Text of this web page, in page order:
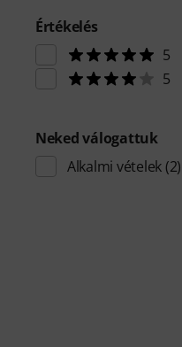
Értékelés
5
5
Neked válogattuk
Alkalmi vételek (2)